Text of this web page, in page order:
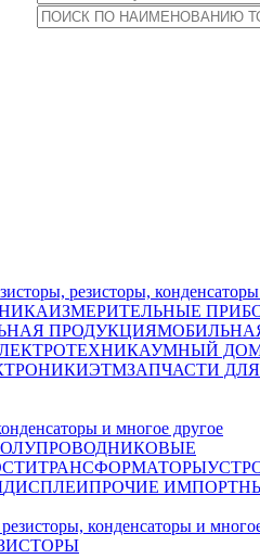
резисторы, конденсаторы
ИЗМЕРИТЕЛЬНЫЕ
ПРОДУКЦИЯ
УМНЫЙ
ЭТМЗАПЧАСТИ
и многое другое
ТРАНСФОРМАТОРЫ
ДИСПЛЕИПРОЧИЕ
конденсаторы и